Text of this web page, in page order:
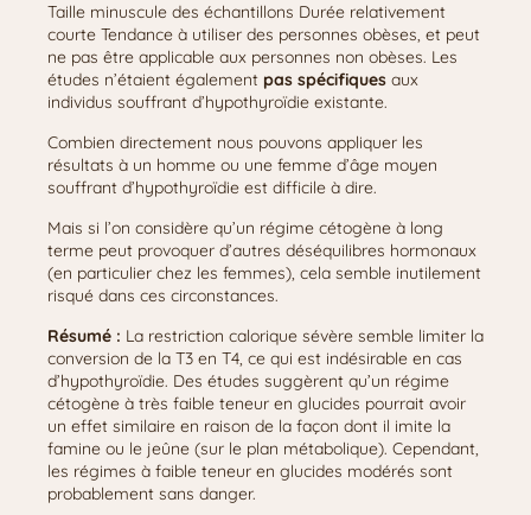
Taille minuscule des échantillons Durée relativement
courte Tendance à utiliser des personnes obèses, et peut
ne pas être applicable aux personnes non obèses. Les
études n’étaient également pas spécifiques aux
individus souffrant d’hypothyroïdie existante.
Combien directement nous pouvons appliquer les
résultats à un homme ou une femme d’âge moyen
souffrant d’hypothyroïdie est difficile à dire.
Mais si l’on considère qu’un régime cétogène à long
terme peut provoquer d’autres déséquilibres hormonaux
(en particulier chez les femmes), cela semble inutilement
risqué dans ces circonstances.
Résumé : La restriction calorique sévère semble limiter la
conversion de la T3 en T4, ce qui est indésirable en cas
d’hypothyroïdie. Des études suggèrent qu’un régime
cétogène à très faible teneur en glucides pourrait avoir
un effet similaire en raison de la façon dont il imite la
famine ou le jeûne (sur le plan métabolique). Cependant,
les régimes à faible teneur en glucides modérés sont
probablement sans danger.